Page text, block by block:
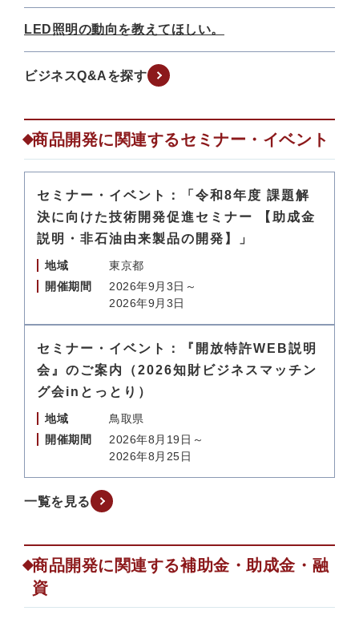
LED照明の動向を教えてほしい。
ビジネスQ&Aを探す
商品開発に関連するセミナー・イベント
セミナー・イベント：「令和8年度 課題解
決に向けた技術開発促進セミナー 【助成金
説明・非石油由来製品の開発】」
地域
東京都
開催期間
2026年9月3日～
2026年9月3日
セミナー・イベント：『開放特許WEB説明
会』のご案内（2026知財ビジネスマッチン
グ会inとっとり）
地域
鳥取県
開催期間
2026年8月19日～
2026年8月25日
一覧を見る
商品開発に関連する補助金・助成金・融
資